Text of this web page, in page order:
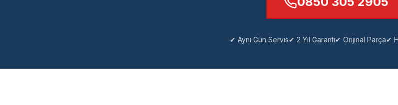
✔ Aynı Gün Servis✔ 2 Yıl Garanti✔ Orijinal Parça✔